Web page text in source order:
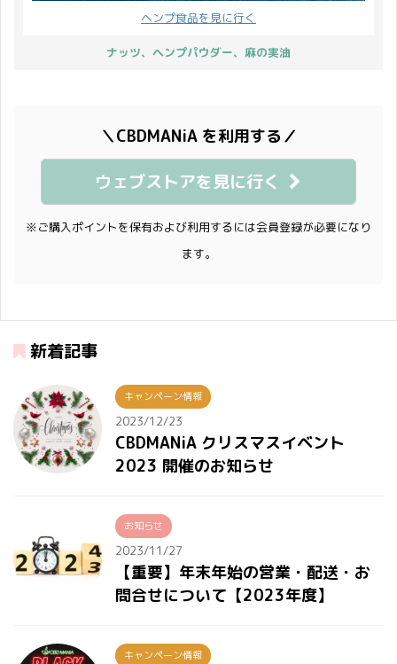
ヘンプ食品を見に行く
ナッツ、ヘンプパウダー、麻の実油
＼CBDMANiA を利用する／
ウェブストアを見に行く
※ご購入ポイントを保有および利用するには会員登録が必要になり
ます。
新着記事
キャンペーン情報
2023/12/23
CBDMANiA クリスマスイベント
2023 開催のお知らせ
お知らせ
2023/11/27
【重要】年末年始の営業・配送・お
問合せについて【2023年度】
キャンペーン情報